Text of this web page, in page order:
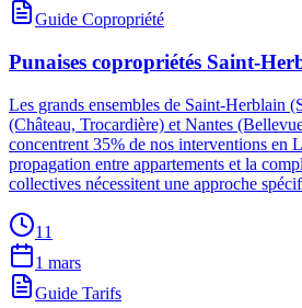
Guide Copropriété
Punaises copropriétés Saint-
Les grands ensembles de Saint-Herblain
(Château, Trocardière) et Nantes
concentrent 35% de nos interventions en
propagation entre appartements et la
collectives nécessitent une approche
11
1 mars
Guide Tarifs